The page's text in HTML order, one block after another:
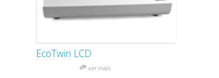
EcoTwin LCD
ver mais